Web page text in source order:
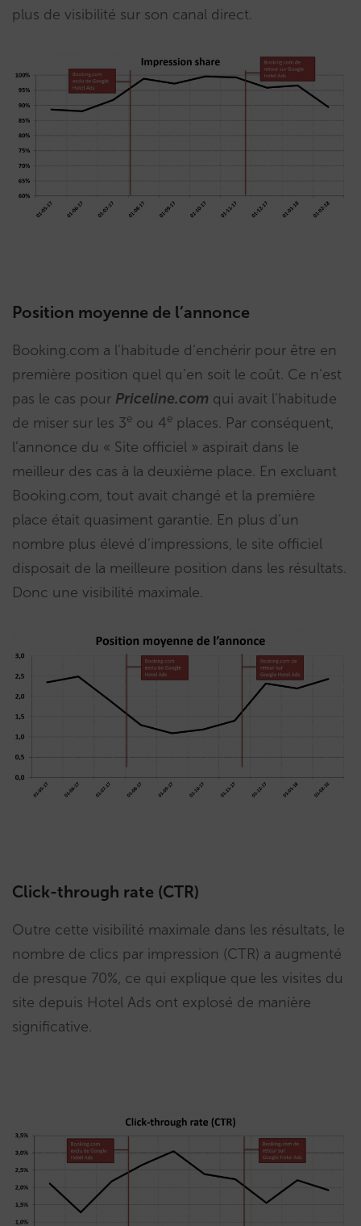
plus de visibilité sur son canal direct.
Position moyenne de l’annonce
Booking.com a l’habitude d’enchérir pour être en
première position quel qu’en soit le coût. Ce n’est
pas le cas pour Priceline.com qui avait l’habitude
de miser sur les 3e ou 4e places. Par conséquent,
l’annonce du « Site officiel » aspirait dans le
meilleur des cas à la deuxième place. En excluant
Booking.com, tout avait changé et la première
place était quasiment garantie. En plus d’un
nombre plus élevé d’impressions, le site officiel
disposait de la meilleure position dans les résultats.
Donc une visibilité maximale.
Click-through rate (CTR)
Outre cette visibilité maximale dans les résultats, le
nombre de clics par impression (CTR) a augmenté
de presque 70%, ce qui explique que les visites du
site depuis Hotel Ads ont explosé de manière
significative.